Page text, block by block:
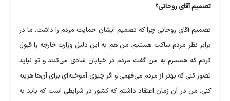
تصمیم آقای روحانی؟
تصمیم آقای روحانی چرا که تصمیم ایشان حمایت مردم را داشت. ما در
برابر نظر مردم ساکت هستیم. من هم به این دلیل وزارت خارجه را قبول
کردم که همسرم به من گفت مردم در خیابان شادی می‌کنند و تو نباید
تصور کنی که بهتر از مردم می‌فهمی و اگر چیزی آموخته‌ای برای آن‌ها هزینه
کنی. من در آن زمان اعتقاد داشتم که کشور در شرایطی است که باید به